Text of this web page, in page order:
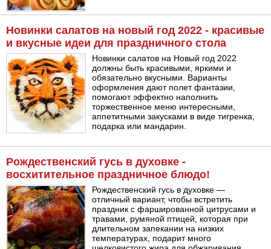
Новинки салатов на новый год 2022 - красивые
и вкусные идеи для праздничного стола
Новинки салатов на Новый год 2022
должны быть красивыми, яркими и
обязательно вкусными. Варианты
оформления дают полет фантазии,
помогают эффектно наполнить
торжественное меню интересными,
аппетитными закусками в виде тигренка,
подарка или мандарин.
Рождественский гусь в духовке -
восхитительное праздничное блюдо!
Рождественский гусь в духовке —
отличный вариант, чтобы встретить
праздник с фаршированной цитрусами и
травами, румяной птицей, которая при
длительном запекании на низких
температурах, подарит много